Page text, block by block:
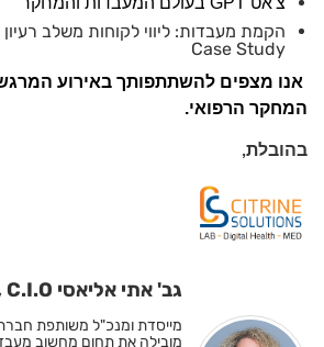
גב' אתי אליאסי M.B.A, C.I.O
מייסדת ומנכ"ל משותפת
מובילה את תחום מחשוב
הקמת מעבדות: ליווי לקוחות משלב
Case Study
אנו מצפים להשתתפותך באירוע
המחקר הרפואי.
בהובלת,